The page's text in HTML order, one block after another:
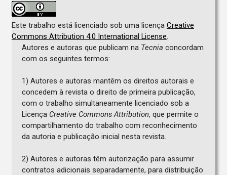
Este trabalho está licenciado sob uma licença Creative
Commons Attribution 4.0 International License.
Autores e autoras que publicam na Tecnia concordam
com os seguintes termos:
1) Autores e autoras mantêm os direitos autorais e
concedem à revista o direito de primeira publicação,
com o trabalho simultaneamente licenciado sob a
Licença Creative Commons Attribution, que permite o
compartilhamento do trabalho com reconhecimento
da autoria e publicação inicial nesta revista.
2) Autores e autoras têm autorização para assumir
contratos adicionais separadamente, para distribuição